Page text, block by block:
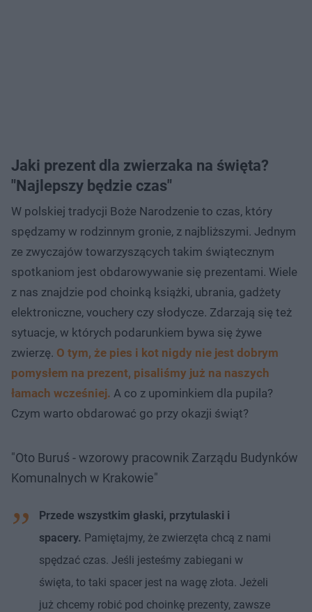
Jaki prezent dla zwierzaka na święta?
"Najlepszy będzie czas"
W polskiej tradycji Boże Narodzenie to czas, który
spędzamy w rodzinnym gronie, z najbliższymi. Jednym
ze zwyczajów towarzyszących takim świątecznym
spotkaniom jest obdarowywanie się prezentami. Wiele
z nas znajdzie pod choinką książki, ubrania, gadżety
elektroniczne, vouchery czy słodycze. Zdarzają się też
sytuacje, w których podarunkiem bywa się żywe
zwierzę. O tym, że pies i kot nigdy nie jest dobrym
pomysłem na prezent, pisaliśmy już na naszych
łamach wcześniej. A co z upominkiem dla pupila?
Czym warto obdarować go przy okazji świąt?
"Oto Buruś - wzorowy pracownik Zarządu Budynków
Komunalnych w Krakowie"
Przede wszystkim głaski, przytulaski i
spacery. Pamiętajmy, że zwierzęta chcą z nami
spędzać czas. Jeśli jesteśmy zabiegani w
święta, to taki spacer jest na wagę złota. Jeżeli
już chcemy robić pod choinkę prezenty, zawsze